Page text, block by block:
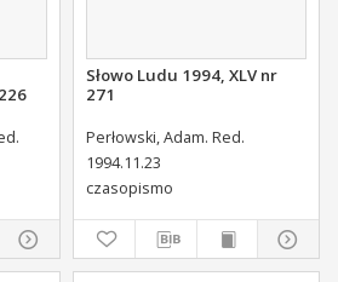
Słowo Ludu 1994, XLV nr
271
Perłowski, Adam. Red.
1994.11.23
czasopismo